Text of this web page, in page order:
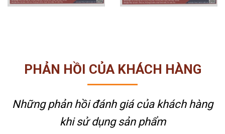
PHẢN HỒI CỦA KHÁCH HÀNG
Những phản hồi đánh giá của khách hàng
khi sử dụng sản phẩm